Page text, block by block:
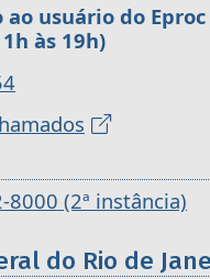
usuário do Eproc
às 19h)
8000 (2ª instância)
do Rio de